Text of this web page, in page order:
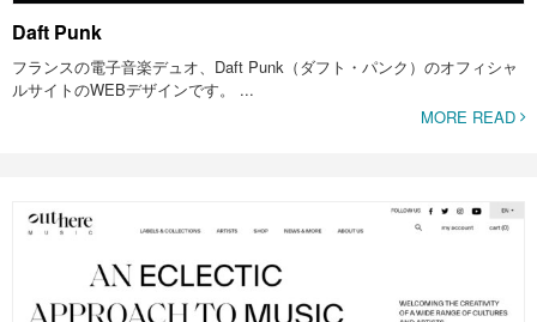
Daft Punk
フランスの電子音楽デュオ、Daft Punk（ダフト・パンク）のオフィシャ
ルサイトのWEBデザインです。 ...
MORE READ